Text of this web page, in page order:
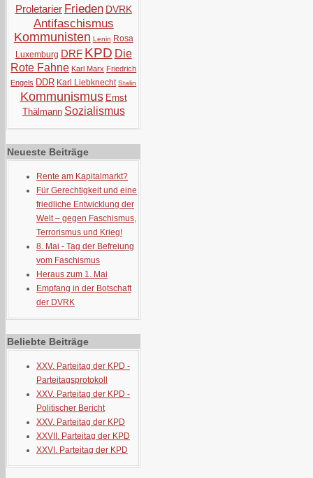
Proletarier Frieden DVRK
Antifaschismus
Kommunisten Lenin Rosa
Luxemburg DRF KPD Die
Rote Fahne Karl Marx Friedrich
Engels DDR Karl Liebknecht Stalin
Kommunismus Ernst
Thälmann Sozialismus
Neueste Beiträge
Rente am Kapitalmarkt?
Für Gerechtigkeit und eine
friedliche Entwicklung der
Welt – gegen Faschismus,
Terrorismus und Krieg!
8. Mai - Tag der Befreiung
vom Faschismus
Heraus zum 1. Mai
Empfang in der Botschaft
der DVRK
Beliebte Beiträge
XXV. Parteitag der KPD -
Parteitagsprotokoll
XXV. Parteitag der KPD -
Politischer Bericht
XXV. Parteitag der KPD
XXVII. Parteitag der KPD
XXVI. Parteitag der KPD